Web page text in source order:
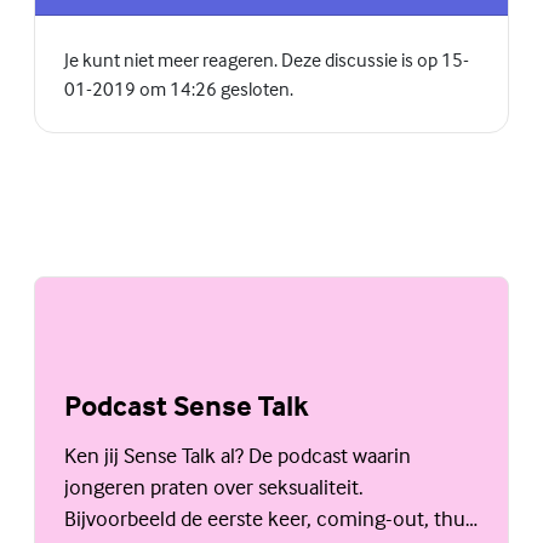
Je kunt niet meer reageren. Deze discussie is op 15-
01-2019 om 14:26 gesloten.
Podcast Sense Talk
Ken jij Sense Talk al? De podcast waarin
jongeren praten over seksualiteit.
Bijvoorbeeld de eerste keer, coming-out, thuis